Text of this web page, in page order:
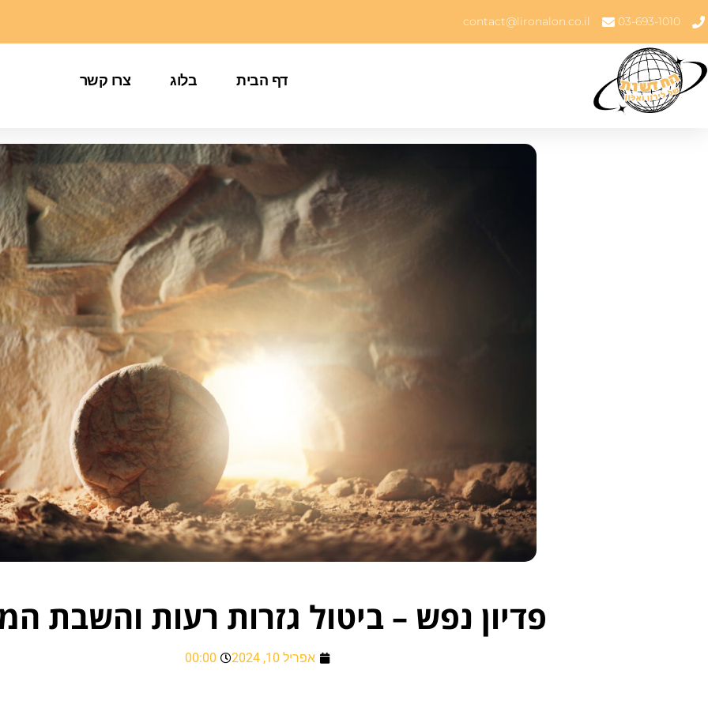
03-693-1010
contact@lironalon.co.il
דף הבית בלוג צרו קשר
פדיון נפש – ביטול גזרות רעות והשבת
אפריל 10, 2024 00:00